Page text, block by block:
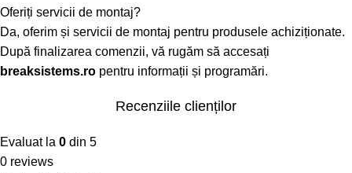
Oferiți servicii de montaj?
Da, oferim și servicii de montaj pentru produsele achiziționate.
După finalizarea comenzii, vă rugăm să accesați
breaksistems.ro pentru informații și programări.
Recenziile clienților
Evaluat la 0 din 5
0 reviews